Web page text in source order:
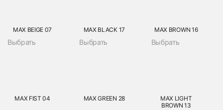
MAX BEIGE 07
Выбрать
MAX BLACK 17
Выбрать
MAX BROWN 16
Выбрать
MAX FIST 04 MAX GREEN 28
MAX LIGHT
BROWN 13